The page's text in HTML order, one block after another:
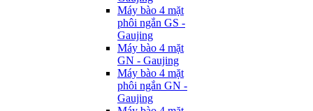
Máy bào 4 mặt
phôi ngắn GS -
Gaujing
Máy bào 4 mặt
GN - Gaujing
Máy bào 4 mặt
phôi ngắn GN -
Gaujing